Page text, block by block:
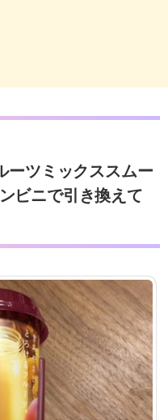
ーツミックススムー
ビニで引き換えて